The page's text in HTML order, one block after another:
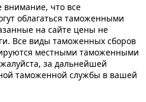
что все
облагаться таможенными
на сайте цены не
Все виды таможенных сборов
местными таможенными
за дальнейшей
таможенной службы в вашей